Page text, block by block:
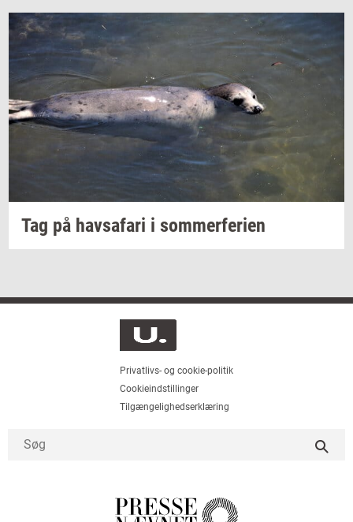
Tag på havs­a­fa­ri i som­mer­fe­ri­en
Privatlivs- og cookie-politik
Cookieindstillinger
Tilgængelighedserklæring